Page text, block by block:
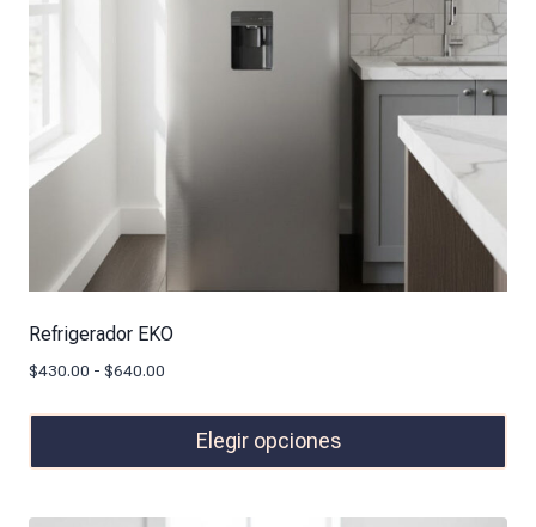
Refrigerador EKO
$430.00 - $640.00
Elegir opciones